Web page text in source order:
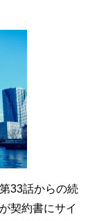
33話からの続
契約書にサイ